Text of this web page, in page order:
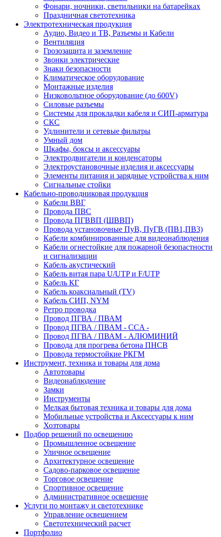
Фонари, ночники, светильники на батарейках
Праздничная светотехника
Электротехническая продукция
Аудио, Видео и ТВ, Разъемы и Кабели
Вентиляция
Грозозащита и заземление
Звонки электрические
Знаки безопасности
Климатическое оборудование
Монтажные изделия
Низковольтное оборудование (до 600V)
Силовые разъемы
Системы для прокладки кабеля и СИП-арматура
СКС
Удлинители и сетевые фильтры
Умный дом
Шкафы, боксы и аксессуары
Электродвигатели и конденсаторы
Электроустановочные изделия и аксессуары
Элементы питания и зарядные устройства к ним
Сигнальные стойки
Кабельно-проводниковая продукция
Кабели ВВГ
Провода ПВС
Провода ПГВВП (ШВВП)
Провода установочные ПуВ, ПуГВ (ПВ1,ПВ3)
Кабели комбинированные для видеонаблюдения
Кабели огнестойкие для пожарной безопастности
и сигнализации
Кабель акустический
Кабель витая пара U/UTP и F/UTP
Кабель КГ
Кабель коаксиальный (TV)
Кабель СИП, NYM
Ретро проводка
Провод ПГВА / ПВАМ
Провод ПГВА / ПВАМ - CCA -
Провод ПГВА / ПВАМ - АЛЮМИНИЙ
Провода для прогрева бетона ПНСВ
Провода термостойкие РКГМ
Инструмент, техника и товары для дома
Автотовары
Видеонаблюдение
Замки
Инструменты
Мелкая бытовая техника и товары для дома
Мобильные устройства и Аксессуары к ним
Хозтовары
Подбор решений по освещению
Промышленное освещение
Уличное освещение
Архитектурное освещение
Садово-парковое освещение
Торговое освещение
Спортивное освещение
Административное освещение
Услуги по монтажу и светотехнике
Управление освещением
Светотехнический расчет
Портфолио